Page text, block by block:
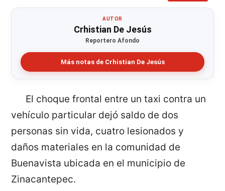
AUTOR
Crhistian De Jesús
Reportero Afondo
Más notas de Crhistian De Jesús
El choque frontal entre un taxi contra un
vehículo particular dejó saldo de dos
personas sin vida, cuatro lesionados y
daños materiales en la comunidad de
Buenavista ubicada en el municipio de
Zinacantepec.